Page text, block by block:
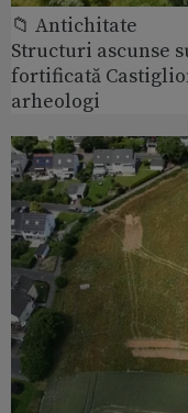
📁 Antichitate
Structuri ascunse
fortificată
arheologi